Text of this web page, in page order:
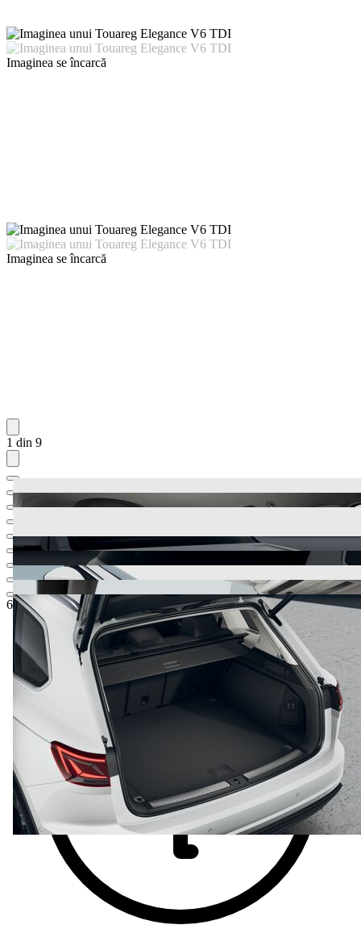
Imaginea se încarcă
Imaginea se încarcă
1 din 9
66.752,14 €1